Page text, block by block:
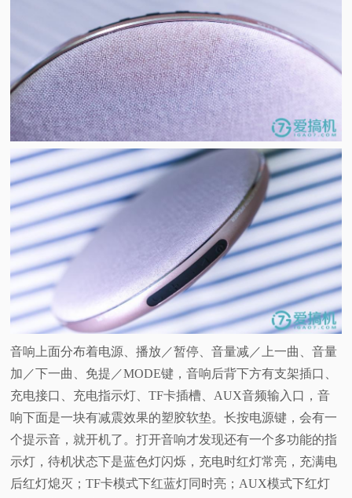
音响上面分布着电源、播放／暂停、音量减／上一曲、音量
加／下一曲、免提／MODE键，音响后背下方有支架插口、
充电接口、充电指示灯、TF卡插槽、AUX音频输入口，音
响下面是一块有减震效果的塑胶软垫。长按电源键，会有一
个提示音，就开机了。打开音响才发现还有一个多功能的指
示灯，待机状态下是蓝色灯闪烁，充电时红灯常亮，充满电
后红灯熄灭；TF卡模式下红蓝灯同时亮；AUX模式下红灯